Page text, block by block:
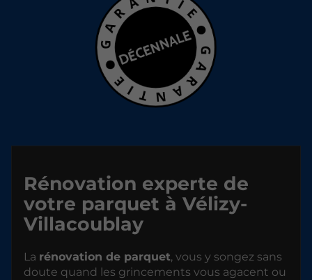
Rénovation experte de
votre parquet à Vélizy-
Villacoublay
La rénovation de parquet, vous y songez sans
doute quand les grincements vous agacent ou